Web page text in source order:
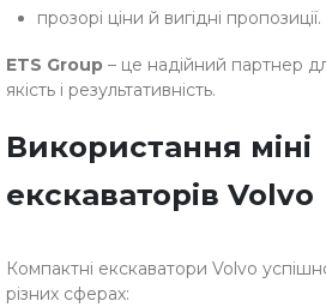
прозорі ціни й вигідні пропозиції.
ETS Group – це надійний партнер
якість і результативність.
Використання міні
екскаваторів Volvo
Компактні екскаватори Volvo
різних сферах: